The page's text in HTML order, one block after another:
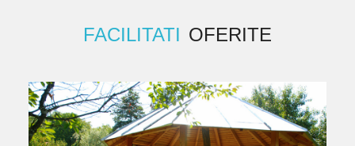
FACILITATI OFERITE